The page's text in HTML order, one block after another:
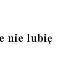
nie lubię